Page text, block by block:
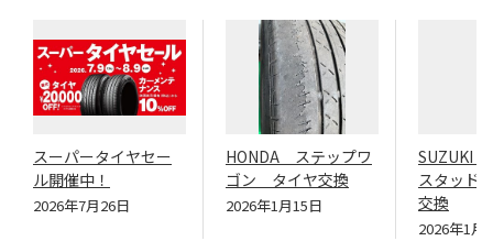
スーパータイヤセー
ル開催中！
2026年7月26日
HONDA ステップワ
ゴン タイヤ交換
2026年1月15日
SUZUKI
スタッド
交換
2026年1月